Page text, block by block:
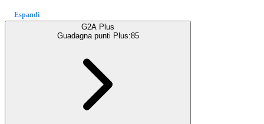
Espandi
G2A Plus
Guadagna punti Plus:85